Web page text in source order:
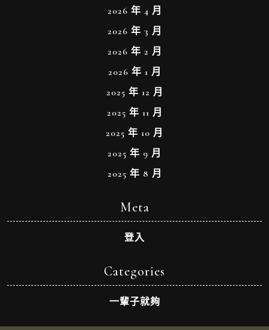
2026 年 4 月
2026 年 3 月
2026 年 2 月
2026 年 1 月
2025 年 12 月
2025 年 11 月
2025 年 10 月
2025 年 9 月
2025 年 8 月
Meta
登入
Categories
一輩子就夠